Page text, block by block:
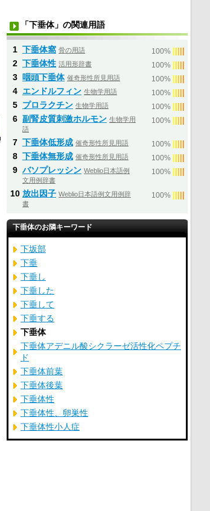
「下垂体」の関連用語
1 下垂体窩 骨の用語 100%
2 下垂体性 活用形辞書 100%
3 咽頭下垂体 催奇形性所見用語 100%
4 エンドルフィン 生物学用語 100%
5 プロラクチン 生物学用語 100%
6 副腎皮質刺激ホルモン 生物学用
語
100%
7 下垂体低形成 催奇形性所見用語 100%
8 下垂体無形成 催奇形性所見用語 100%
9 バソプレッシン Weblio日本語例
文用例辞書
100%
10 放出因子 Weblio日本語例文用例辞
書
100%
下垂体のお隣キーワード
下坂部
下垂
下垂し
下垂した
下垂して
下垂する
下垂体
下垂体アデニル酸シクラーゼ活性化ペプチ
ド
下垂体前葉
下垂体後葉
下垂体性
下垂体性、卵巣性
下垂体性小人症